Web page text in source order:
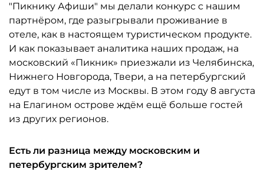
"Пикнику Афиши" мы делали конкурс с нашим
партнёром, где разыгрывали проживание в
отеле, как в настоящем туристическом продукте.
И как показывает аналитика наших продаж, на
московский «Пикник» приезжали из Челябинска,
Нижнего Новгорода, Твери, а на петербургский
едут в том числе из Москвы. В этом году 8 августа
на Елагином острове ждём ещё больше гостей
из других регионов.
Есть ли разница между московским и
петербургским зрителем?